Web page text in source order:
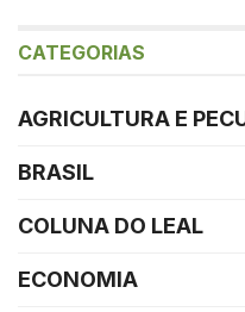
CATEGORIAS
AGRICULTURA E
BRASIL
COLUNA DO LEAL
ECONOMIA